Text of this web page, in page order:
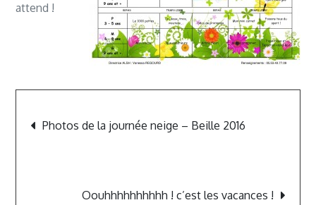
attend !
l’article
Photos de la journée neige – Beille 2016
Oouhhhhhhhhhh ! c’est les vacances !